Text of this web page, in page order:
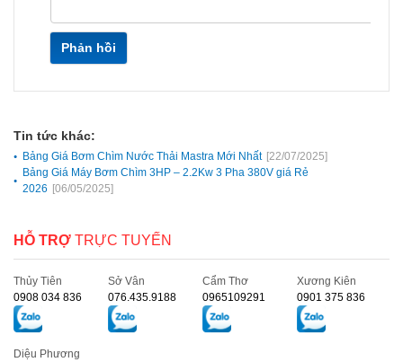
Phản hồi
Tin tức khác:
Bảng Giá Bơm Chìm Nước Thải Mastra Mới Nhất [22/07/2025]
Bảng Giá Máy Bơm Chìm 3HP – 2.2Kw 3 Pha 380V giá Rẻ
2026 [06/05/2025]
HỖ TRỢ TRỰC TUYẾN
Thủy Tiên
0908 034 836
Sở Vân
076.435.9188
Cẩm Thơ
0965109291
Xương Kiên
0901 375 836
Diệu Phương